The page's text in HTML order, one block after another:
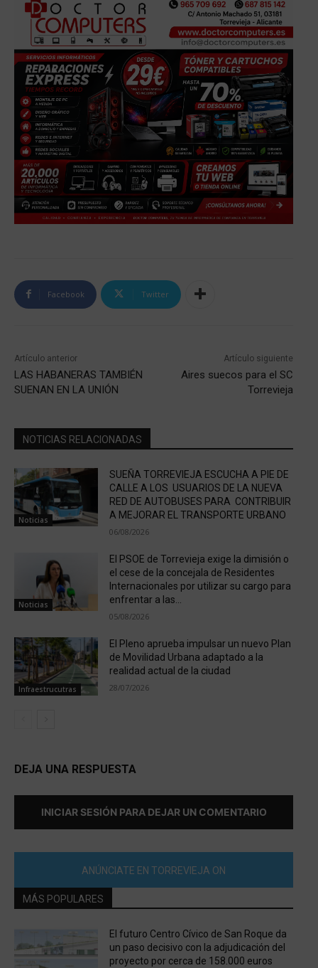
Facebook Twitter
Artículo anterior
LAS HABANERAS TAMBIÉN
SUENAN EN LA UNIÓN
Artículo siguiente
Aires suecos para el SC
Torrevieja
NOTICIAS RELACIONADAS
Noticias
SUEÑA TORREVIEJA ESCUCHA A PIE DE
CALLE A LOS USUARIOS DE LA NUEVA
RED DE AUTOBUSES PARA CONTRIBUIR
A MEJORAR EL TRANSPORTE URBANO
06/08/2026
Noticias
El PSOE de Torrevieja exige la dimisión o
el cese de la concejala de Residentes
Internacionales por utilizar su cargo para
enfrentar a las...
05/08/2026
Infraestrucutras
El Pleno aprueba impulsar un nuevo Plan
de Movilidad Urbana adaptado a la
realidad actual de la ciudad
28/07/2026
DEJA UNA RESPUESTA
INICIAR SESIÓN PARA DEJAR UN COMENTARIO
ANÚNCIATE EN TORREVIEJA ON
MÁS POPULARES
El futuro Centro Cívico de San Roque da
un paso decisivo con la adjudicación del
proyecto por cerca de 158.000 euros